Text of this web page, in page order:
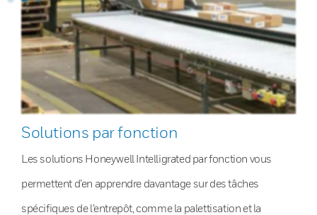
Solutions par fonction
Les solutions Honeywell Intelligrated par fonction vous
permettent d’en apprendre davantage sur des tâches
spécifiques de l’entrepôt, comme la palettisation et la